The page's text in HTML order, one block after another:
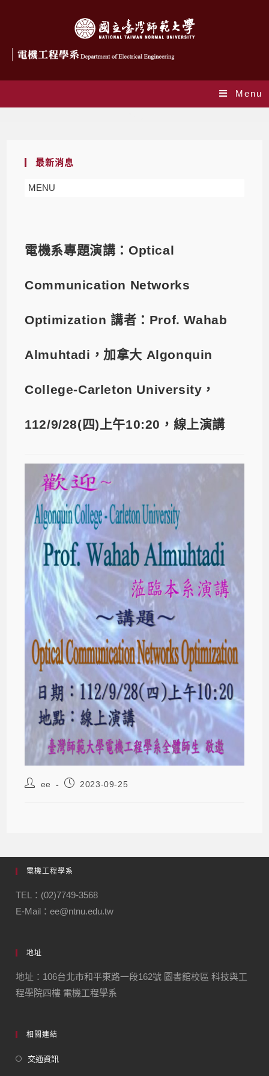
Menu
最新消息
MENU
電機系專題演講：Optical
Communication Networks
Optimization 講者：Prof. Wahab
Almuhtadi，加拿大 Algonquin
College-Carleton University，
112/9/28(四)上午10:20，線上演講
ee 2023-09-25
電機工程學系
TEL：(02)7749-3568
E-Mail：ee@ntnu.edu.tw
地址
地址：106台北市和平東路一段162號 圖書館校區 科技與工
程學院四樓 電機工程學系
相關連結
交通資訊